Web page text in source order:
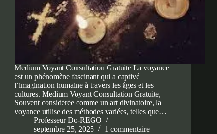
Medium Voyant Consultation Gratuite La voyance
est un phénomène fascinant qui a captivé
l’imagination humaine à travers les âges et les
cultures. Medium Voyant Consultation Gratuite,
Souvent considérée comme un art divinatoire, la
voyance utilise des méthodes variées, telles que…
Professeur Do-REGO
septembre 25, 2025
1 commentaire